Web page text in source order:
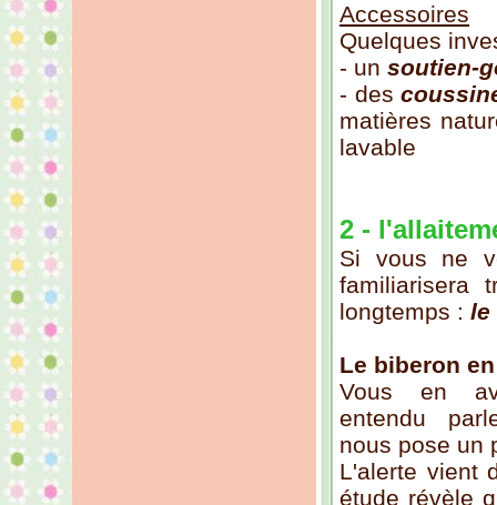
Accessoires
Quelques
- un soutien-
- des
matières
lavable
2 -
Si vous ne
familiarisera
longtemps : le
Le biberon
Vous en
entendu
nous pose un
L'alerte vient
étude révèle